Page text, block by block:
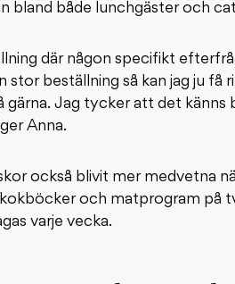
bland både lunchgäster och
där någon specifikt
stor beställning så kan jag ju
gärna. Jag tycker att det
Anna.
också blivit mer medvetna
och matprogram på
varje vecka.